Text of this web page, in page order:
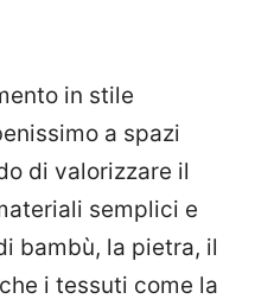
in stile
a spazi
di valorizzare il
semplici e
bambù, la pietra, il
i tessuti come la